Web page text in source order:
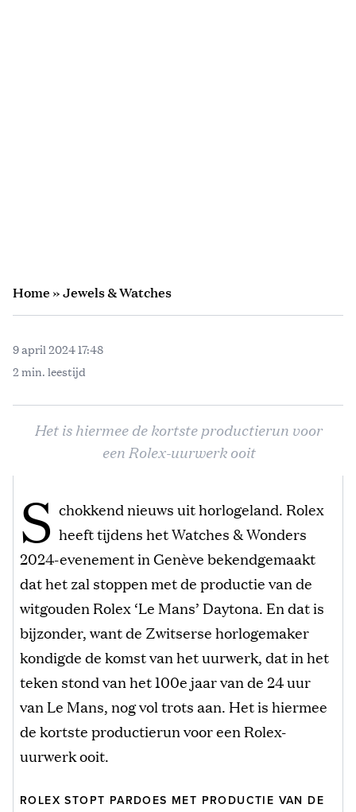
Home»Jewels & Watches
9 april 2024 17:48
2 min. leestijd
Het is hiermee de kortste productierun voor
een Rolex-uurwerk ooit
S chokkend nieuws uit horlogeland. Rolex
heeft tijdens het Watches & Wonders
2024-evenement in Genève bekendgemaakt
dat het zal stoppen met de productie van de
witgouden Rolex ‘Le Mans’ Daytona. En dat is
bijzonder, want de Zwitserse horlogemaker
kondigde de komst van het uurwerk, dat in het
teken stond van het 100e jaar van de 24 uur
van Le Mans, nog vol trots aan. Het is hiermee
de kortste productierun voor een Rolex-
uurwerk ooit.
ROLEX STOPT PARDOES MET PRODUCTIE VAN DE